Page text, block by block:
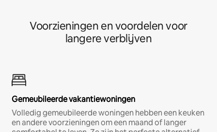
Voorzieningen en voordelen voor
langere verblijven
Gemeubileerde vakantiewoningen
Volledig gemeubileerde woningen hebben een keuken
en andere voorzieningen om een maand of langer